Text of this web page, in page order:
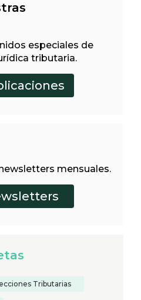
especiales de
tributaria.
mensuales.
Tributarias